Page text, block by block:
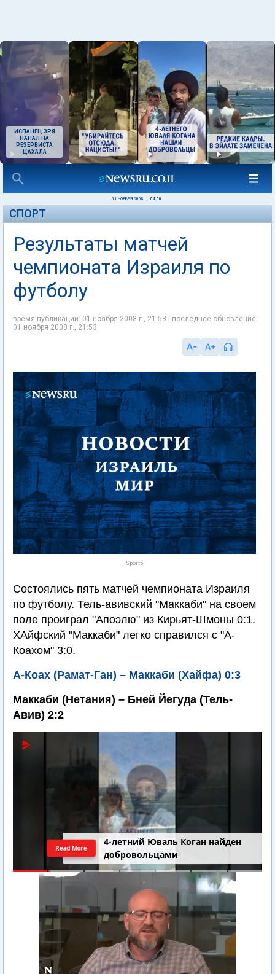
ИСПАНЕЦ ЗРЯ
НАПАЛ НА
РЕЗЕРВИСТА
ЦАХАЛА
01 НОЯБРЯ 2008 04:00
СПОРТ
Результаты матчей
чемпионата Израиля по
футболу
время публикации: 01 ноября 2008 г., 21:53 | последнее обновление:
01 ноября 2008 г., 21:53
Sport5
Состоялись пять матчей чемпионата Израиля
по футболу. Тель-авивский "Маккаби" на своем
поле проиграл "Апоэлю" из Кирьят-Шмоны 0:1.
ХАйфский "Маккаби" легко справился с "А-
Коахом" 3:0.
А-Коах (Рамат-Ган) – Маккаби (Хайфа) 0:3
Маккаби (Нетания) – Бней Йегуда (Тель-
Авив) 2:2
4-летний Юваль Коган найден
добровольцами
Read More